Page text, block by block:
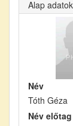
Alap adatok
Név
Tóth Géza
Név előtag